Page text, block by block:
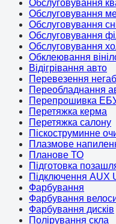
Обслуговування
Обслуговування
Обслуговування
Обслуговування
Обслуговування
Обклеювання
Відігрівання авто
Перевезення
Переобладнання
Перепрошивка
Перетяжка керма
Перетяжка салону
Піскоструминне
Плазмове
Планове ТО
Підготовка
Підключення AUX
Фарбування
Фарбування
Фарбування дисків
Полірування скла